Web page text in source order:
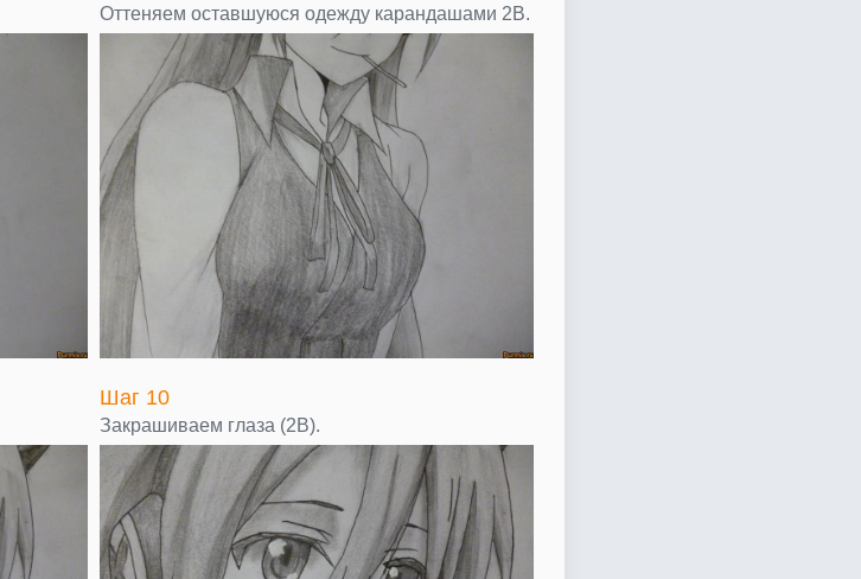
Оттеняем оставшуюся одежду карандашами 2В.
Шаг 10
Закрашиваем глаза (2В).